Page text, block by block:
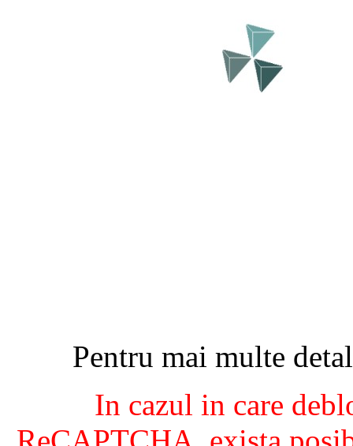
Pentru mai multe
In cazul in care